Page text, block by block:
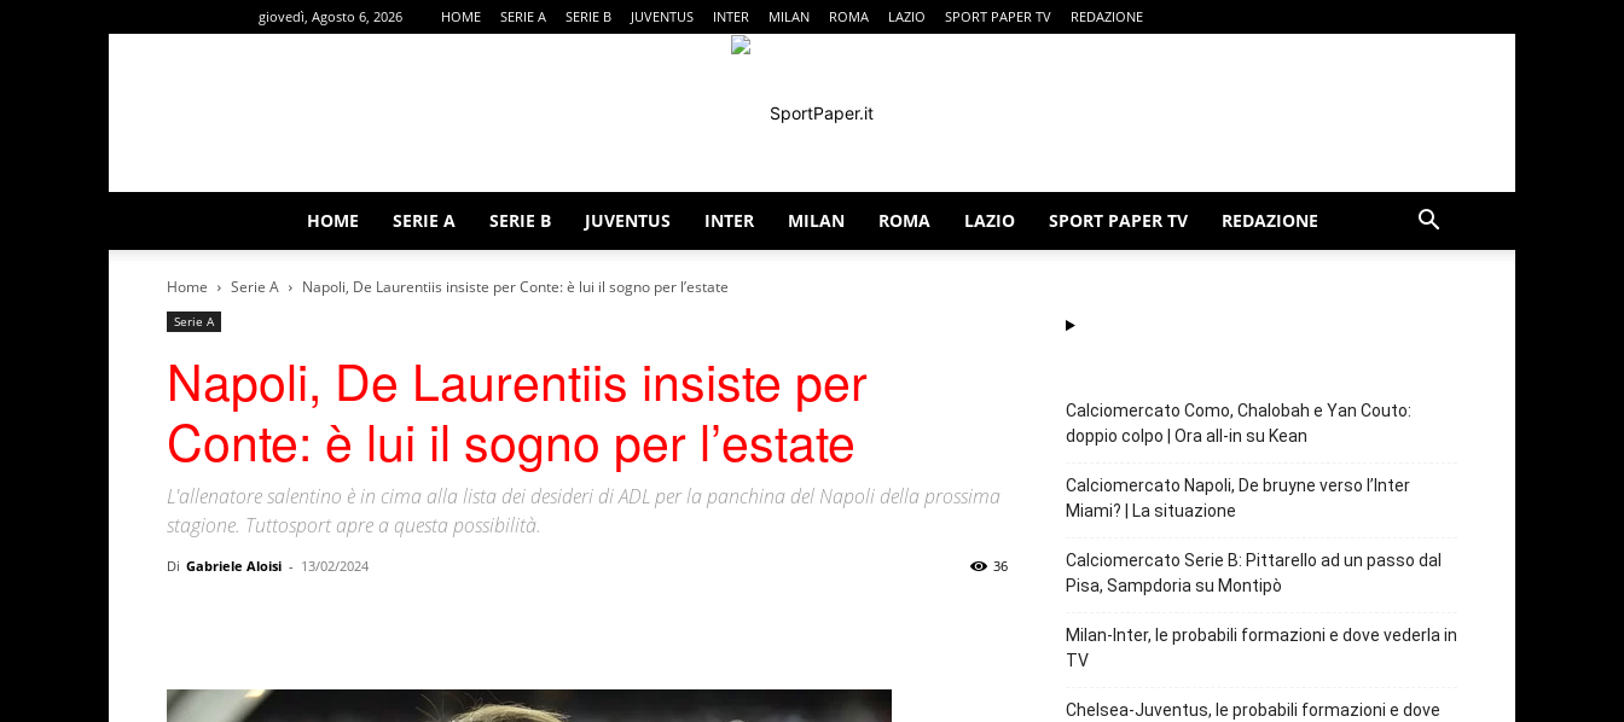
giovedì, Agosto 6, 2026 HOME SERIE A SERIE B JUVENTUS INTER MILAN ROMA LAZIO SPORT PAPER TV REDAZIONE
HOME SERIE A SERIE B JUVENTUS INTER MILAN ROMA LAZIO SPORT PAPER TV REDAZIONE
Home Serie A Napoli, De Laurentiis insiste per Conte: è lui il sogno per l’estate
Serie A
Napoli, De Laurentiis insiste per
Conte: è lui il sogno per l’estate
L'allenatore salentino è in cima alla lista dei desideri di ADL per la panchina del Napoli della prossima
stagione. Tuttosport apre a questa possibilità.
Di Gabriele Aloisi - 13/02/2024 36
Calciomercato Como, Chalobah e Yan Couto:
doppio colpo | Ora all-in su Kean
Calciomercato Napoli, De bruyne verso l’Inter
Miami? | La situazione
Calciomercato Serie B: Pittarello ad un passo dal
Pisa, Sampdoria su Montipò
Milan-Inter, le probabili formazioni e dove vederla in
TV
Chelsea-Juventus, le probabili formazioni e dove